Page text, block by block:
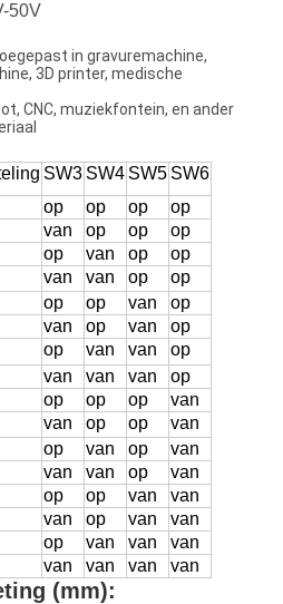
50V
in gravuremachine,
3D printer, medische
CNC, muziekfontein, en ander
SW3 SW4 SW5 SW6
op op op
op
van op op
op
op van op
op
van van op
op
op op van
op
van op van
op
op van van
op
van van van
op
op op op
van
van op op
van
op van op
van
van van op
van
op op van
van
van op van
van
op van van
van
van van van van
(mm):